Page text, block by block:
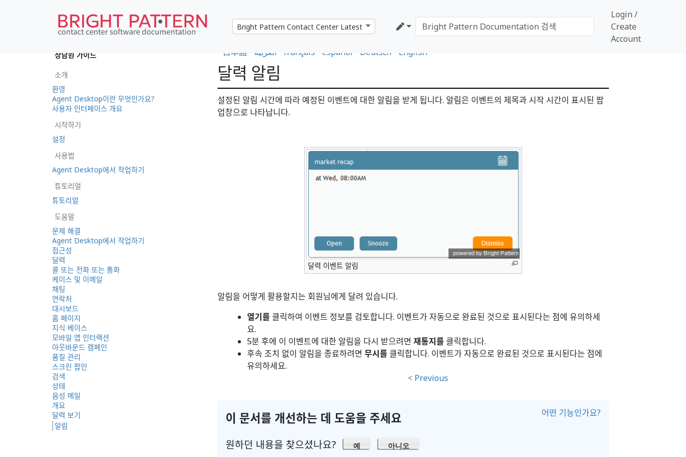
Login /
Create
Account
日本語 العربية français español Deutsch English
달력 알림
설정된 알림 시간에 따라 예정된 이벤트에 대한 알림을 받게 됩니다. 알림은 이벤트의 제목과 시작 시간이 표시된 팝
업창으로 나타납니다.
달력 이벤트 알림
알림을 어떻게 활용할지는 회원님에게 달려 있습니다.
열기를 클릭하여 이벤트 정보를 검토합니다. 이벤트가 자동으로 완료된 것으로 표시된다는 점에 유의하세
요.
5분 후에 이 이벤트에 대한 알림을 다시 받으려면 재통지를 클릭합니다.
후속 조치 없이 알림을 종료하려면 무시를 클릭합니다. 이벤트가 자동으로 완료된 것으로 표시된다는 점에
유의하세요.
< Previous
이 문서를 개선하는 데 도움을 주세요 어떤 기능인가요?
원하던 내용을 찾으셨나요? 예 아니오
상담원 가이드
소개
환영
Agent Desktop이란 무엇인가요?
사용자 인터페이스 개요
시작하기
설정
사용법
Agent Desktop에서 작업하기
튜토리얼
튜토리얼
도움말
문제 해결
Agent Desktop에서 작업하기
접근성
달력
콜 또는 전화 또는 통화
케이스 및 이메일
채팅
연락처
대시보드
홈 페이지
지식 베이스
모바일 앱 인터랙션
아웃바운드 캠페인
품질 관리
스크린 팝인
검색
상태
음성 메일
개요
달력 보기
알림